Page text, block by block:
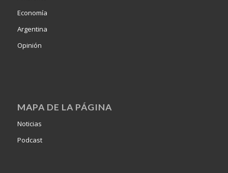
Economía
Argentina
Opinión
MAPA DE LA PÁGINA
Noticias
Podcast